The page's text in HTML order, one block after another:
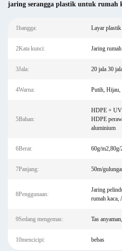
jaring serangga plastik untuk rumah
1bangga: Layar plastik
2Kata kunci: Jaring
3Jala: 20 jala 30
4Warna: Putih, Hijau,
5Bahan:
HDPE + UV
HDPE
aluminium
6Berat: 60g/
7Panjang: 50m/
8Penggunaan:
Jaring
rumah kaca,
9Sedang mengemas: Tas
10mencicipi: bebas